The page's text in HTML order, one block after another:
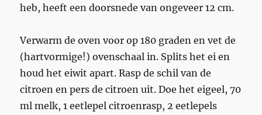
heb, heeft een doorsnede van ongeveer 12 cm.
Verwarm de oven voor op 180 graden en vet de
(hartvormige!) ovenschaal in. Splits het ei en
houd het eiwit apart. Rasp de schil van de
citroen en pers de citroen uit. Doe het eigeel, 70
ml melk, 1 eetlepel citroenrasp, 2 eetlepels